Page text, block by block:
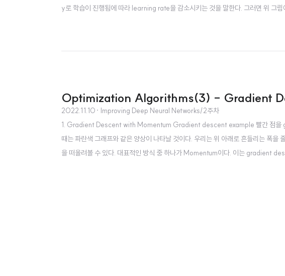
y로 학습이 진행됨에 따라 learning rate을 감소시키는 것을 말한다. 그러면 위 그
Optimization Algorithms(3) - Gradient
2022.11.10 · Improving Deep Neural Networks/2주차
1. Gradient Descent with Momentum Gradient descent example 빨간 점을
때는 파란색 그래프와 같은 양상이 나타날 것이다. 우리는 위 아래로 흔들리는 폭
을 떠올려볼 수 있다. 대표적인 방식 중 하나가 Momentum이다. 이는 gradient